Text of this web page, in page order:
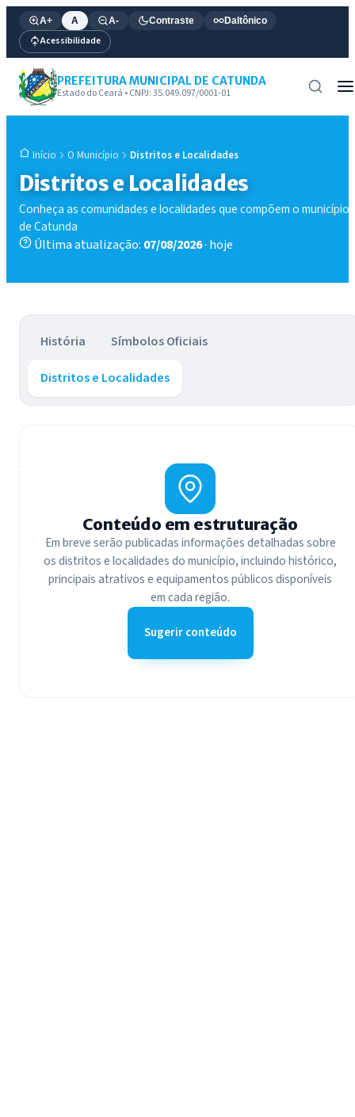
A+ A A- Contraste Daltônico
Acessibilidade
PREFEITURA MUNICIPAL DE CATUNDA
Estado do Ceará • CNPJ: 35.049.097/0001-01
Início O Município Distritos e Localidades
Distritos e Localidades
Conheça as comunidades e localidades que compõem o município
de Catunda
Última atualização: 07/08/2026· hoje
História Símbolos Oficiais
Distritos e Localidades
Conteúdo em estruturação
Em breve serão publicadas informações detalhadas sobre
os distritos e localidades do município, incluindo histórico,
principais atrativos e equipamentos públicos disponíveis
em cada região.
Sugerir conteúdo